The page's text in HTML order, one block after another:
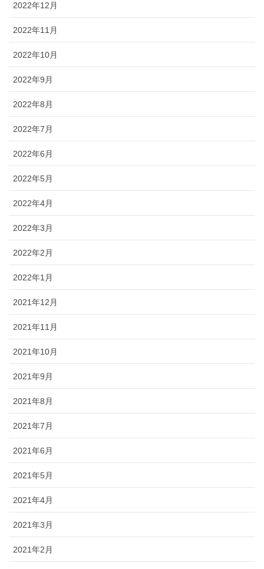
2022年12月
2022年11月
2022年10月
2022年9月
2022年8月
2022年7月
2022年6月
2022年5月
2022年4月
2022年3月
2022年2月
2022年1月
2021年12月
2021年11月
2021年10月
2021年9月
2021年8月
2021年7月
2021年6月
2021年5月
2021年4月
2021年3月
2021年2月